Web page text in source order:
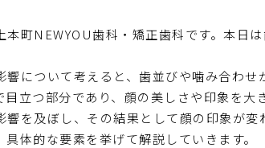
町NEWYOU歯科・矯正歯科です。本日
響について考えると、歯並びや噛み合わ
立つ部分であり、顔の美しさや印象を
響を及ぼし、その結果として顔の印象が
体的な要素を挙げて解説していきます。